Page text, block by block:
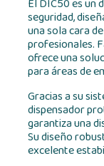
El DIC50 es un
seguridad,
una sola cara
profesionales.
ofrece una
para áreas de
Gracias a su
dispensador
garantiza una
Su diseño
excelente